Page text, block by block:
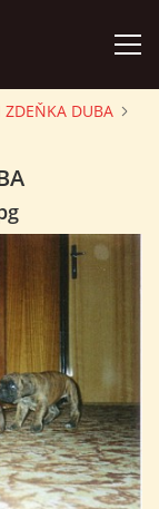
ZDEŇKA DUBA